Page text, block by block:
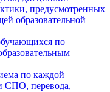
предусмотренных
образовательной
по
по каждой
СПО, перевода,